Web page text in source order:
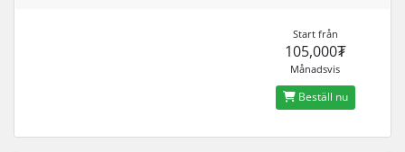
Start från
105,000₮
Månadsvis
Beställ nu